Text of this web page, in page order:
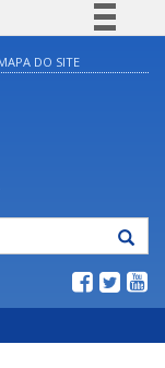
Canais
DO SITE